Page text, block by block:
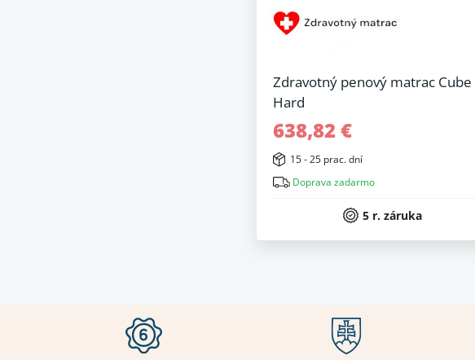
Zdravotný penový matrac Cube
Hard
638,82 €
15 - 25 prac. dní
Doprava zadarmo
5 r. záruka